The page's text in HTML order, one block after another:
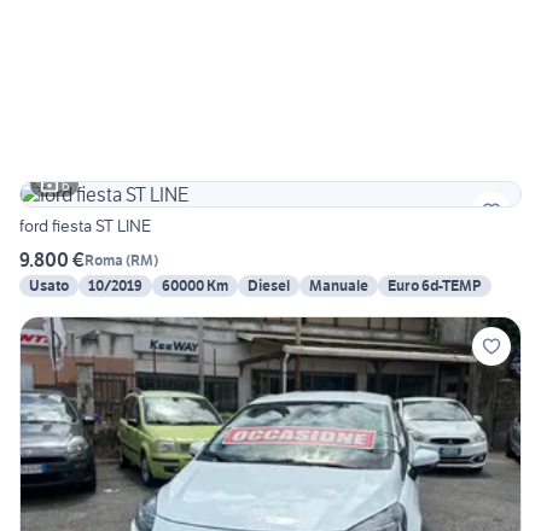
6
ford fiesta ST LINE
9.800 €Roma (RM)
Usato
10/2019 60000 Km Diesel Manuale Euro 6d-TEMP